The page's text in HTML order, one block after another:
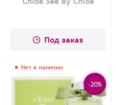
Под заказ
Нет в наличии
-20%